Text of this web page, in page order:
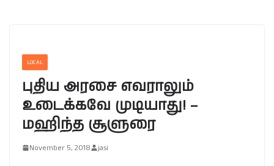
LOCAL
புதிய அரசை எவராலும்
உடைக்கவே முடியாது! –
மஹிந்த சூளுரை
November 5, 2018 jasi